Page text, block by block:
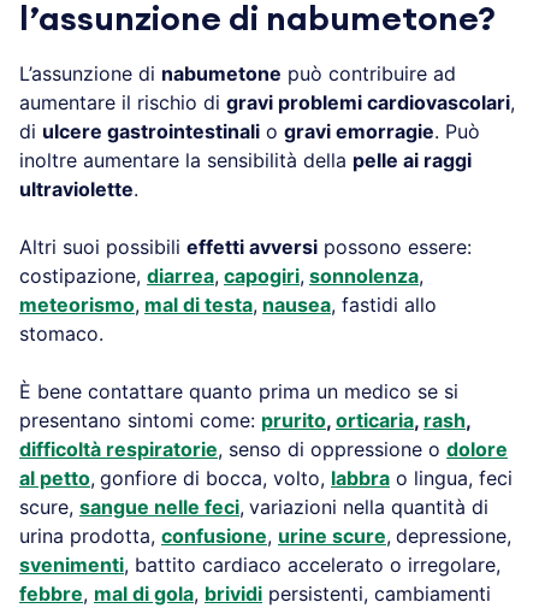
l’assunzione di nabumetone?
L’assunzione di nabumetone può contribuire ad
aumentare il rischio di gravi problemi cardiovascolari,
di ulcere gastrointestinali o gravi emorragie. Può
inoltre aumentare la sensibilità della pelle ai raggi
ultraviolette.
Altri suoi possibili effetti avversi possono essere:
costipazione, diarrea, capogiri, sonnolenza,
meteorismo, mal di testa, nausea, fastidi allo
stomaco.
È bene contattare quanto prima un medico se si
presentano sintomi come: prurito, orticaria, rash,
difficoltà respiratorie, senso di oppressione o dolore
al petto, gonfiore di bocca, volto, labbra o lingua, feci
scure, sangue nelle feci, variazioni nella quantità di
urina prodotta, confusione, urine scure, depressione,
svenimenti, battito cardiaco accelerato o irregolare,
febbre, mal di gola, brividi persistenti, cambiamenti